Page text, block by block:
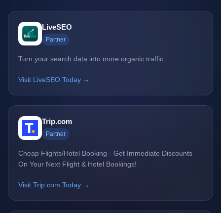
LiveSEO
Partner
Turn your search data into more organic traffic
Visit LiveSEO Today →
Trip.com
Partner
Cheap Flights/Hotel Booking - Get Immediate Discounts
On Your Next Flight & Hotel Bookings!
Visit Trip.com Today →